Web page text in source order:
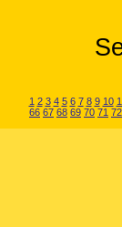
1 2 3 4 5 6 7 8 9 10
66 67 68 69 70 71 72